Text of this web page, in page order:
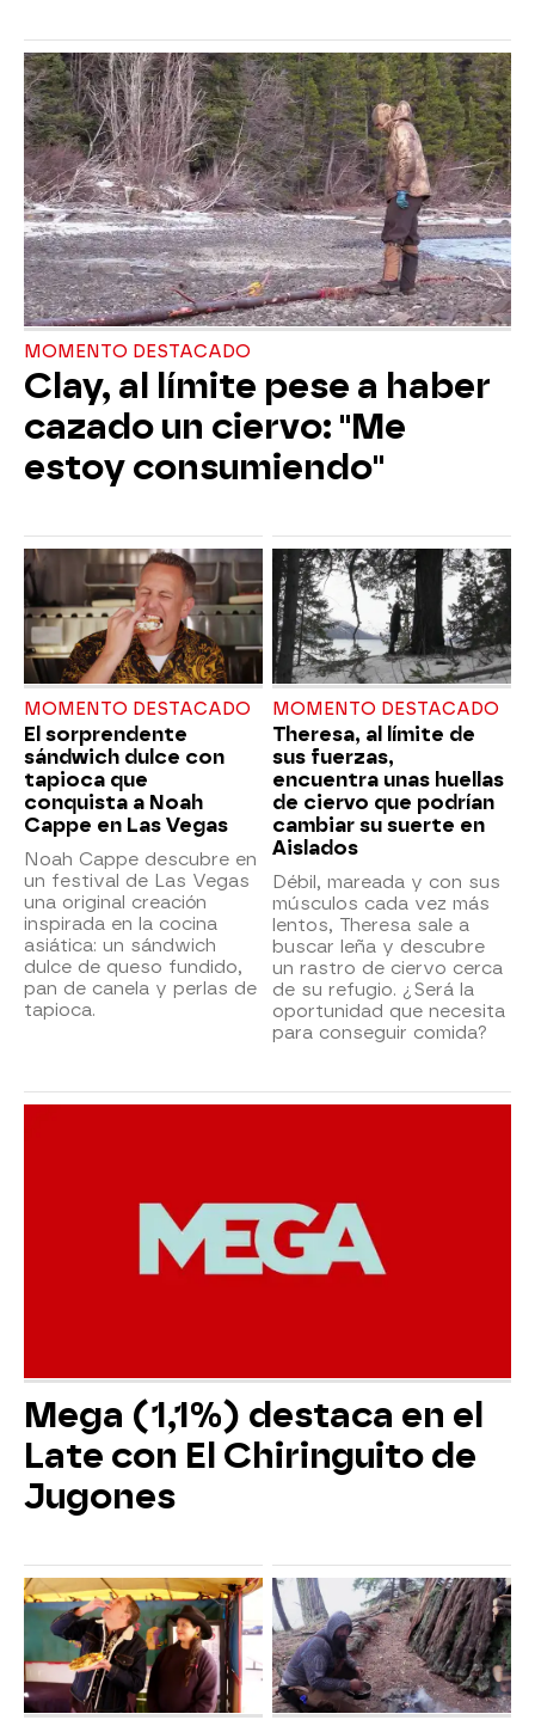
MOMENTO DESTACADO
Clay, al límite pese a haber
cazado un ciervo: "Me
estoy consumiendo"
MOMENTO DESTACADO
El sorprendente
sándwich dulce con
tapioca que
conquista a Noah
Cappe en Las Vegas
Noah Cappe descubre en
un festival de Las Vegas
una original creación
inspirada en la cocina
asiática: un sándwich
dulce de queso fundido,
pan de canela y perlas de
tapioca.
MOMENTO DESTACADO
Theresa, al límite de
sus fuerzas,
encuentra unas huellas
de ciervo que podrían
cambiar su suerte en
Aislados
Débil, mareada y con sus
músculos cada vez más
lentos, Theresa sale a
buscar leña y descubre
un rastro de ciervo cerca
de su refugio. ¿Será la
oportunidad que necesita
para conseguir comida?
Mega (1,1%) destaca en el
Late con El Chiringuito de
Jugones